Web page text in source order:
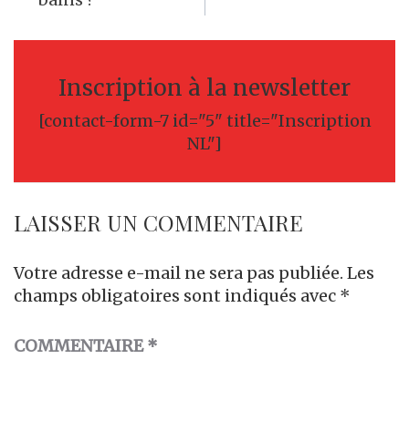
Inscription à la newsletter
[contact-form-7 id="5" title="Inscription
NL"]
LAISSER UN COMMENTAIRE
Votre adresse e-mail ne sera pas publiée. Les
champs obligatoires sont indiqués avec *
COMMENTAIRE*